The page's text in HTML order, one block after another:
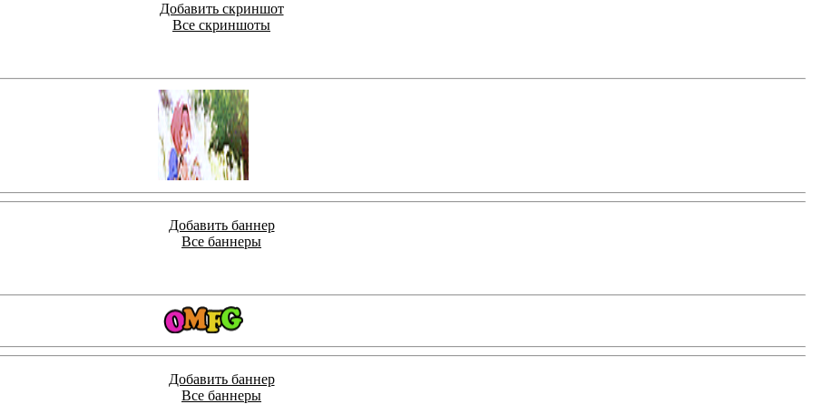
Добавить скриншот
Все скриншоты
Добавить баннер
Все баннеры
Добавить баннер
Все баннеры